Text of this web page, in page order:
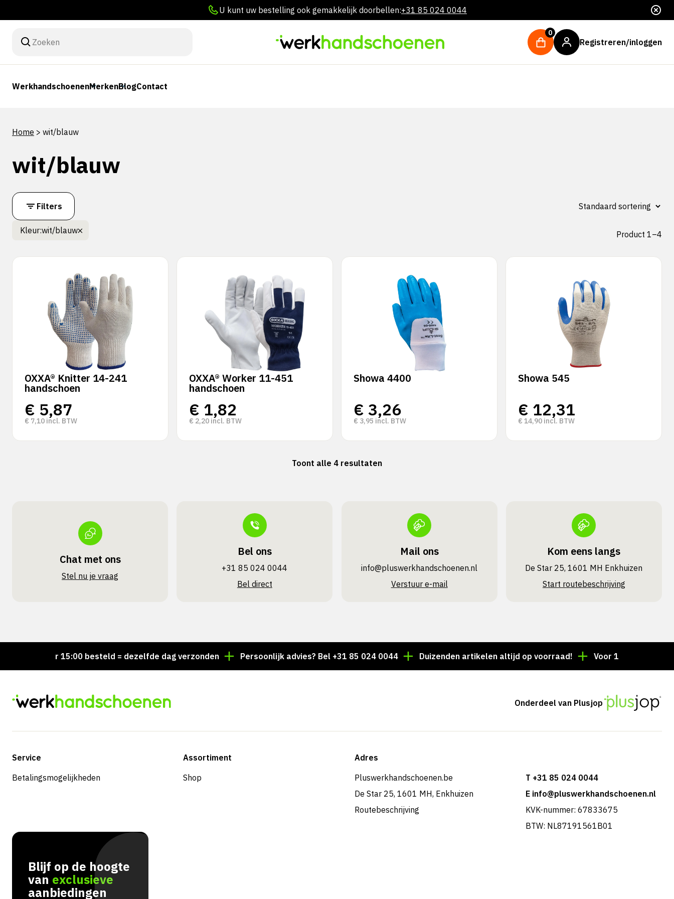
U kunt uw bestelling ook gemakkelijk doorbellen:+31 85 024 0044
0
Registreren/inloggen
WerkhandschoenenMerkenBlogContact
Home > wit/blauw
wit/blauw
Filters
Kleur:wit/blauw Product 1–4
OXXA® Knitter 14-241
handschoen
€ 5,87
€ 7,10 incl. BTW
OXXA® Worker 11-451
handschoen
€ 1,82
€ 2,20 incl. BTW
Showa 4400
€ 3,26
€ 3,95 incl. BTW
Showa 545
€ 12,31
€ 14,90 incl. BTW
Toont alle 4 resultaten
Chat met ons
Stel nu je vraag
Bel ons
+31 85 024 0044
Bel direct
Mail ons
info@pluswerk­handschoenen.nl
Verstuur e-mail
Kom eens langs
De Star 25, 1601 MH Enkhuizen
Start routebeschrijving
Voor 15:00 besteld = dezelfde dag verzonden Persoonlijk advies? Bel +31 85 024 0044 Duizenden artikelen altijd op voorraad! Voor 15:00 besteld =
Onderdeel van Plusjop
Service
Betalingsmogelijkheden
Assortiment
Shop
Adres
Pluswerkhandschoenen.be
De Star 25, 1601 MH, Enkhuizen
Routebeschrijving
T +31 85 024 0044
E info@pluswerkhandschoenen.nl
KVK-nummer: 67833675
BTW: NL87191561B01
Blijf op de hoogte
van exclusieve
aanbiedingen